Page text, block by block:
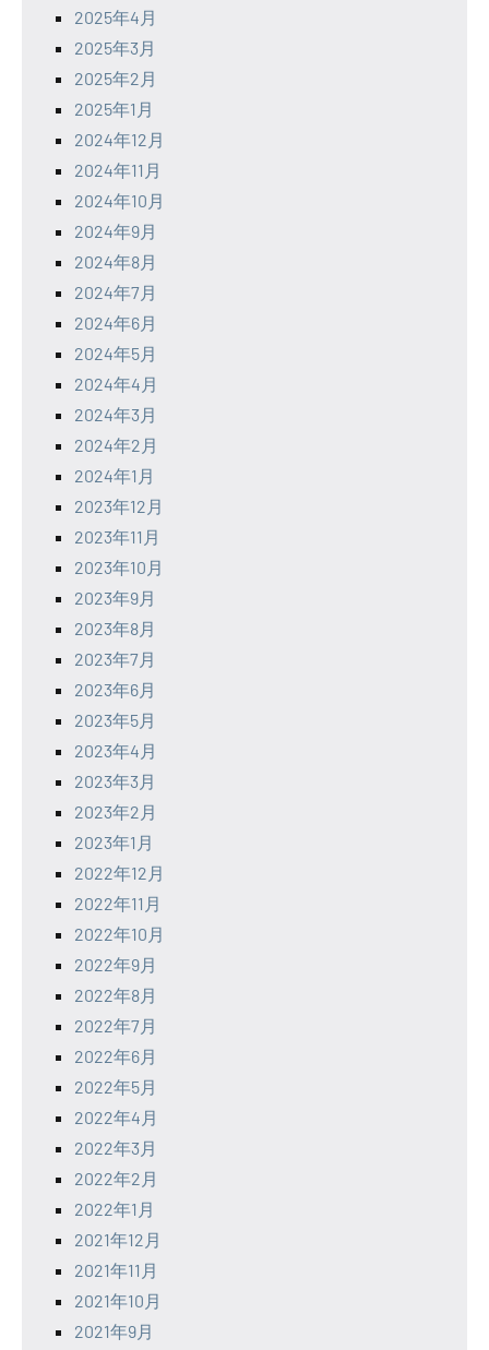
2025年4月
2025年3月
2025年2月
2025年1月
2024年12月
2024年11月
2024年10月
2024年9月
2024年8月
2024年7月
2024年6月
2024年5月
2024年4月
2024年3月
2024年2月
2024年1月
2023年12月
2023年11月
2023年10月
2023年9月
2023年8月
2023年7月
2023年6月
2023年5月
2023年4月
2023年3月
2023年2月
2023年1月
2022年12月
2022年11月
2022年10月
2022年9月
2022年8月
2022年7月
2022年6月
2022年5月
2022年4月
2022年3月
2022年2月
2022年1月
2021年12月
2021年11月
2021年10月
2021年9月